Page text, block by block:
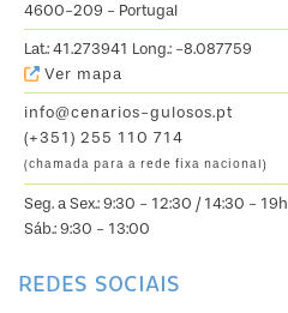
4600-209 - Portugal
Lat.: 41.273941 Long.: -8.087759
Ver mapa
info@cenarios-gulosos.pt
(+351) 255 110 714
(chamada para a rede fixa nacional)
Seg. a Sex.: 9:30 - 12:30 / 14:30 - 19h
Sáb.: 9:30 - 13:00
REDES SOCIAIS